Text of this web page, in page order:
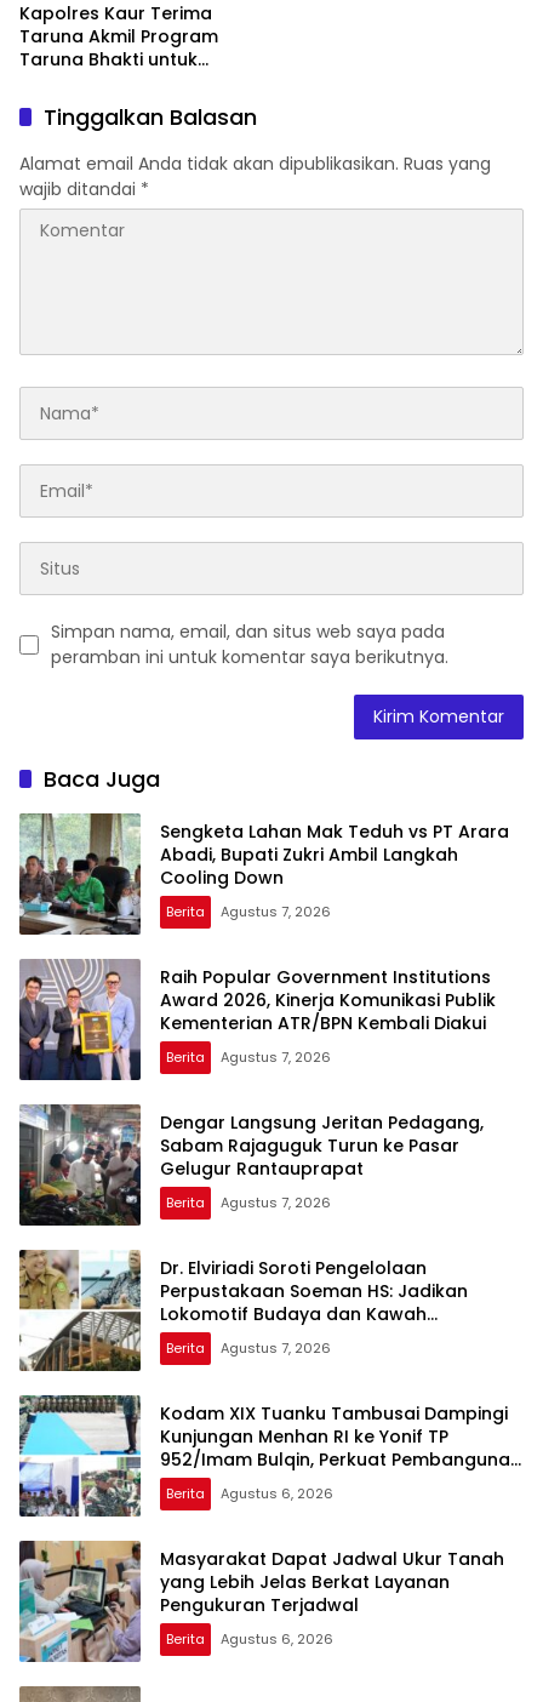
Kapolres Kaur Terima
Taruna Akmil Program
Taruna Bhakti untuk
Rakyat Kabupaten Kaur
Tinggalkan Balasan
Alamat email Anda tidak akan dipublikasikan. Ruas yang
wajib ditandai *
Simpan nama, email, dan situs web saya pada
peramban ini untuk komentar saya berikutnya.
Baca Juga
Sengketa Lahan Mak Teduh vs PT Arara
Abadi, Bupati Zukri Ambil Langkah
Cooling Down
Berita Agustus 7, 2026
Raih Popular Government Institutions
Award 2026, Kinerja Komunikasi Publik
Kementerian ATR/BPN Kembali Diakui
Berita Agustus 7, 2026
Dengar Langsung Jeritan Pedagang,
Sabam Rajaguguk Turun ke Pasar
Gelugur Rantauprapat
Berita Agustus 7, 2026
Dr. Elviriadi Soroti Pengelolaan
Perpustakaan Soeman HS: Jadikan
Lokomotif Budaya dan Kawah
Candradimuka Intelektual
Berita Agustus 7, 2026
Kodam XIX Tuanku Tambusai Dampingi
Kunjungan Menhan RI ke Yonif TP
952/Imam Bulqin, Perkuat Pembangunan
Satuan
Berita Agustus 6, 2026
Masyarakat Dapat Jadwal Ukur Tanah
yang Lebih Jelas Berkat Layanan
Pengukuran Terjadwal
Berita Agustus 6, 2026